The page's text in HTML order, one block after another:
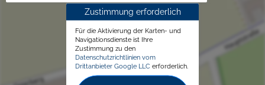
Zustimmung erforderlich
Für die Aktivierung der Karten- und
Navigationsdienste ist Ihre
Zustimmung zu den
Datenschutzrichtlinien vom
Drittanbieter Google LLC erforderlich.